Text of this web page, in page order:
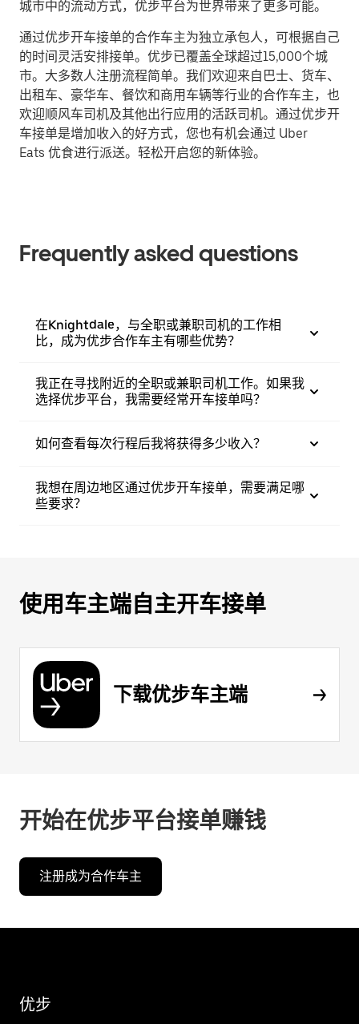
城市中的流动方式，优步平台为世界带来了更多可能。
通过优步开车接单的合作车主为独立承包人，可根据自己
的时间灵活安排接单。优步已覆盖全球超过15,000个城
市。大多数人注册流程简单。我们欢迎来自巴士、货车、
出租车、豪华车、餐饮和商用车辆等行业的合作车主，也
欢迎顺风车司机及其他出行应用的活跃司机。通过优步开
车接单是增加收入的好方式，您也有机会通过 Uber
Eats 优食进行派送。轻松开启您的新体验。
Frequently asked questions
在Knightdale，与全职或兼职司机的工作相
比，成为优步合作车主有哪些优势？
我正在寻找附近的全职或兼职司机工作。如果我
选择优步平台，我需要经常开车接单吗？
如何查看每次行程后我将获得多少收入？
我想在周边地区通过优步开车接单，需要满足哪
些要求？
使用车主端自主开车接单
下载优步车主端
开始在优步平台接单赚钱
注册成为合作车主
优步